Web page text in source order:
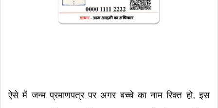
ऐसे में जन्म प्रमाणपत्र पर अगर बच्चे का नाम रिक्त हो, इस